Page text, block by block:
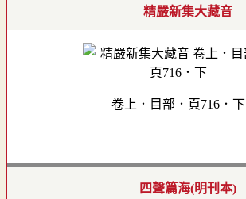
精嚴新集大藏音
卷上．目部．頁716．下
四聲篇海(明刊本)